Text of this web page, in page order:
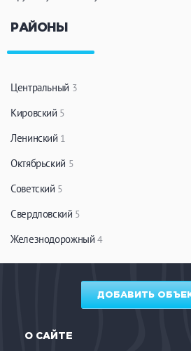
РАЙОНЫ
Центральный 3
Кировский 5
Ленинский 1
Октябрьский 5
Советский 5
Свердловский 5
Железнодорожный 4
ДОБАВИТЬ
О САЙТЕ